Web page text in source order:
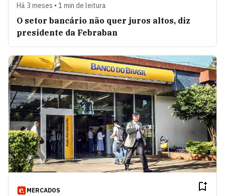
Há 3 meses • 1 min de leitura
O setor bancário não quer juros altos, diz
presidente da Febraban
MERCADOS